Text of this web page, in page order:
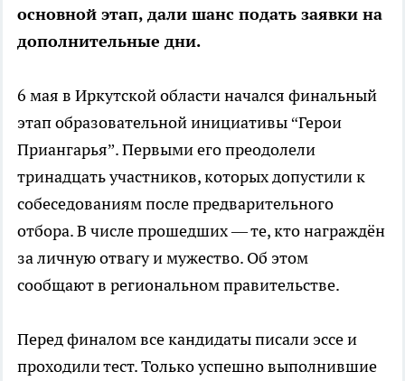
основной этап, дали шанс подать заявки на
дополнительные дни.
6 мая в Иркутской области начался финальный
этап образовательной инициативы “Герои
Приангарья”. Первыми его преодолели
тринадцать участников, которых допустили к
собеседованиям после предварительного
отбора. В числе прошедших — те, кто награждён
за личную отвагу и мужество. Об этом
сообщают в региональном правительстве.
Перед финалом все кандидаты писали эссе и
проходили тест. Только успешно выполнившие